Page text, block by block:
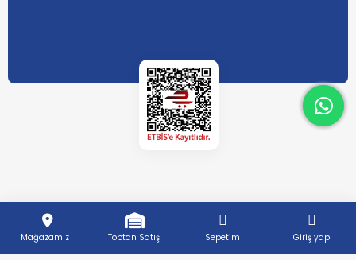
Mağazamız Toptan Satış Sepetim Giriş yap